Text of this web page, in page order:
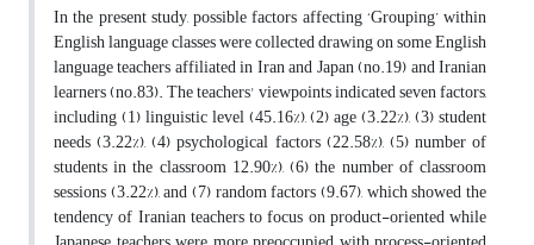
In the present study, possible factors affecting ‘Grouping’ within
English language classes were collected drawing on some English
language teachers affiliated in Iran and Japan (no.19) and Iranian
learners (no.83). The teachers' viewpoints indicated seven factors,
including (1) linguistic level (45.16%), (2) age (3.22%), (3) student
needs (3.22%), (4) psychological factors (22.58%), (5) number of
students in the classroom 12.90%), (6) the number of classroom
sessions (3.22%), and (7) random factors (9.67), which showed the
tendency of Iranian teachers to focus on product-oriented while